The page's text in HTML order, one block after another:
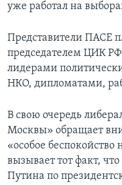
уже работал на
Представители ПАСЕ
председателем ЦИК
лидерами
НКО, дипломатами,
В свою очередь
Москвы» обращает
«особое
вызывает тот факт,
Путина по